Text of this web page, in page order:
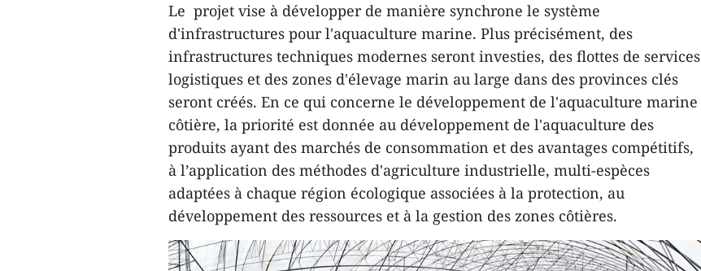
Le projet vise à développer de manière synchrone le système
d'infrastructures pour l'aquaculture marine. Plus précisément, des
infrastructures techniques modernes seront investies, des flottes de services
logistiques et des zones d'élevage marin au large dans des provinces clés
seront créés. En ce qui concerne le développement de l'aquaculture marine
côtière, la priorité est donnée au développement de l'aquaculture des
produits ayant des marchés de consommation et des avantages compétitifs,
à l’application des méthodes d'agriculture industrielle, multi-espèces
adaptées à chaque région écologique associées à la protection, au
développement des ressources et à la gestion des zones côtières.